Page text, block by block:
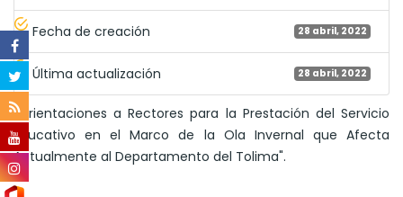
Fecha de creación 28 abril, 2022
Última actualización 28 abril, 2022
"Orientaciones a Rectores para la Prestación del Servicio
Educativo en el Marco de la Ola Invernal que Afecta
Actualmente al Departamento del Tolima".